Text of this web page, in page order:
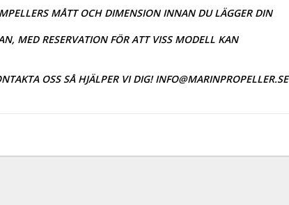
MÅTT OCH DIMENSION INNAN DU LÄGGER DIN
MED RESERVATION FÖR ATT VISS MODELL KAN
OSS SÅ HJÄLPER VI DIG! INFO@MARINPROPELLER.SE